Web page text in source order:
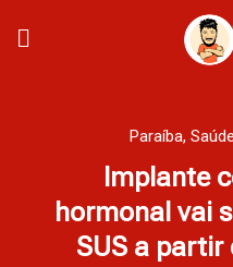
Paraíba, Saúde
Implante
hormonal vai
SUS a partir